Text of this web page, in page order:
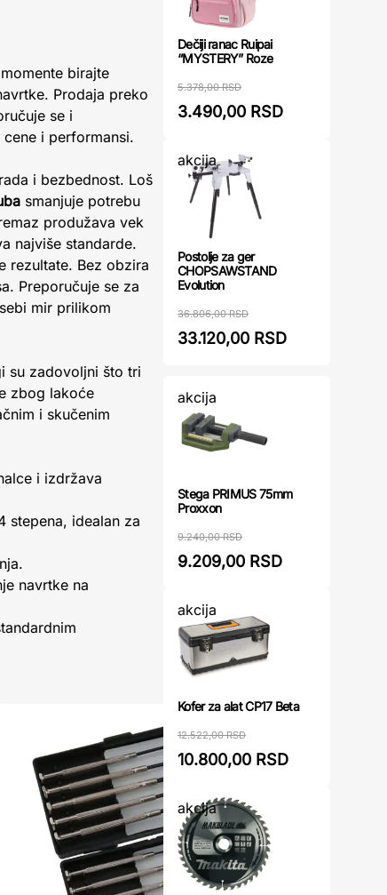
birajte
Prodaja preko
se i
i performansi.
i bezbednost. Loš
smanjuje potrebu
produžava vek
najviše standarde.
rezultate. Bez obzira
Preporučuje se za
mir prilikom
su zadovoljni što tri
zbog lakoće
i skučenim
i izdržava
stepena, idealan za
navrtke na
Dečiji ranac Ruipai
“MYSTERY” Roze
5.378,00 RSD
3.490,00 RSD
akcija
Postolje za ger
CHOPSAWSTAND
Evolution
36.806,00 RSD
33.120,00 RSD
akcija
Stega PRIMUS 75mm
Proxxon
9.240,00 RSD
9.209,00 RSD
akcija
Kofer za alat CP17 Beta
12.522,00 RSD
10.800,00 RSD
akcija